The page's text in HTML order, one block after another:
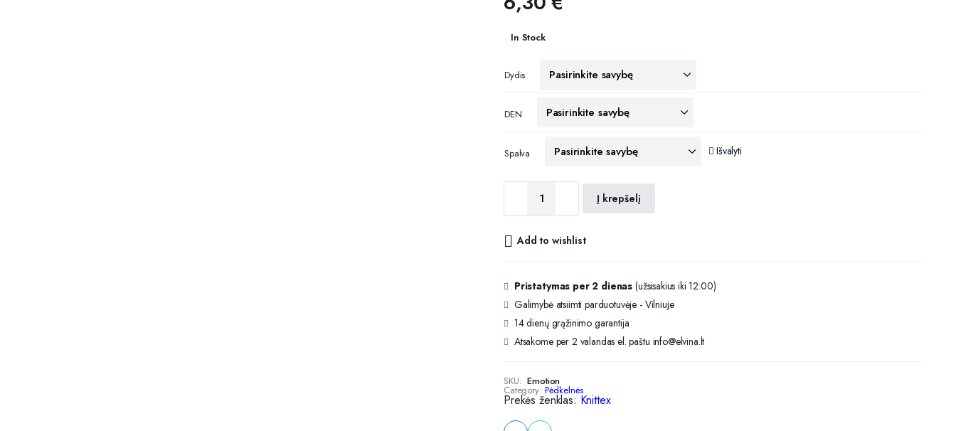
In Stock
Dydis
DEN
Spalva Išvalyti
Knittex
Emotion
Į krepšelį
Add to wishlist
Pristatymas per 2 dienas (užsisakius iki 12:00)
Galimybė atsiimti parduotuvėje - Vilniuje
14 dienų grąžinimo garantija
Atsakome per 2 valandas el. paštu info@elvina.lt
SKU: Emotion
Category: Pėdkelnės
Prekės ženklas:Knittex